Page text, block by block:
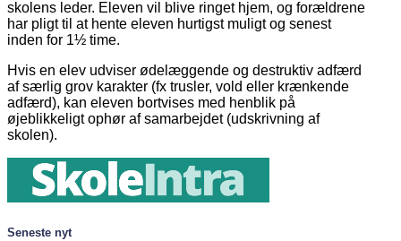
skolens leder. Eleven vil blive ringet hjem, og forældrene
har pligt til at hente eleven hurtigst muligt og senest
inden for 1½ time.
Hvis en elev udviser ødelæggende og destruktiv adfærd
af særlig grov karakter (fx trusler, vold eller krænkende
adfærd), kan eleven bortvises med henblik på
øjeblikkeligt ophør af samarbejdet (udskrivning af
skolen).
Seneste nyt